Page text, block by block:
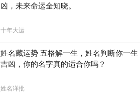
凶，未来命运全知晓。
十年大运
姓名藏运势 五格解一生，姓名判断你一生
吉凶，你的名字真的适合你吗？
姓名详批